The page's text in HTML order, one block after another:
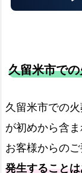
久留米市で
久留米市での
が初めから含ま
お客様からのご
発生すること